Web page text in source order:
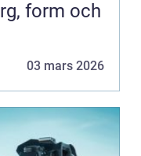
03 mars 2026